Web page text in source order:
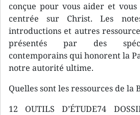
conçue pour vous aider et
centrée sur Christ. Les
introductions et autres
présentés par des
contemporains qui honorent la
notre autorité ultime.
Quelles sont les ressources de la
12 OUTILS D’ÉTUDE​ 74